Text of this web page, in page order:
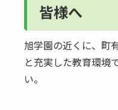
皆様へ
旭学園の近くに、町
と充実した教育環境
い。